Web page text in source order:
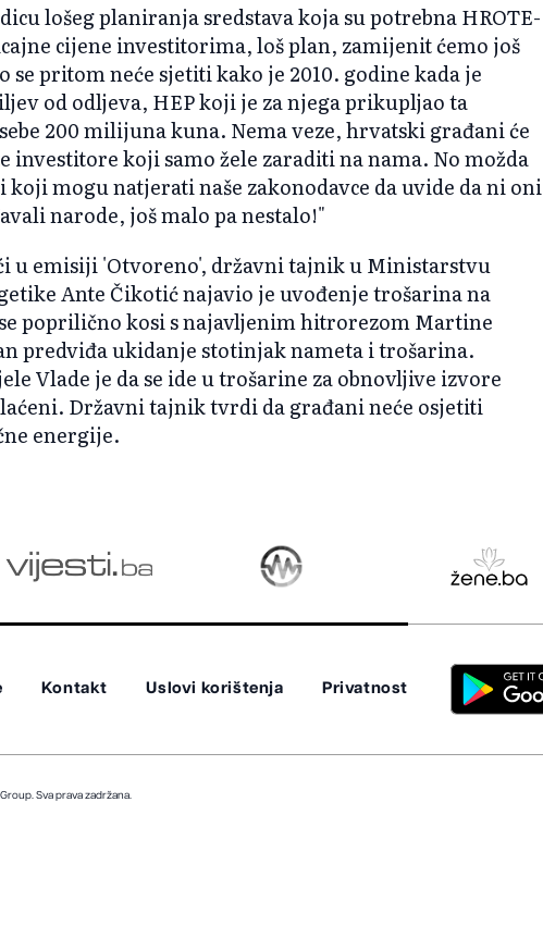
lošeg planiranja sredstava koja su potrebna HROTE-
cijene investitorima, loš plan, zamijenit ćemo još
pritom neće sjetiti kako je 2010. godine kada je
od odljeva, HEP koji je za njega prikupljao ta
200 milijuna kuna. Nema veze, hrvatski građani će
investitore koji samo žele zaraditi na nama. No možda
mogu natjerati naše zakonodavce da uvide da ni oni
narode, još malo pa nestalo!"
u emisiji 'Otvoreno', državni tajnik u Ministarstvu
Ante Čikotić najavio je uvođenje trošarina na
poprilično kosi s najavljenim hitrorezom Martine
predviđa ukidanje stotinjak nameta i trošarina.
Vlade je da se ide u trošarine za obnovljive izvore
Državni tajnik tvrdi da građani neće osjetiti
energije.
Kontakt Uslovi korištenja Privatnost
Sva prava zadržana.